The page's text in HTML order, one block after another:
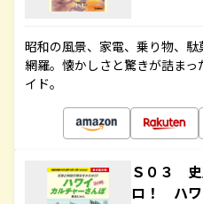
昭和の風景、家電、乗り物、
網羅。懐かしさと驚きが詰ま
イド。
Ｓ０３ 史
ロ！ ハワ